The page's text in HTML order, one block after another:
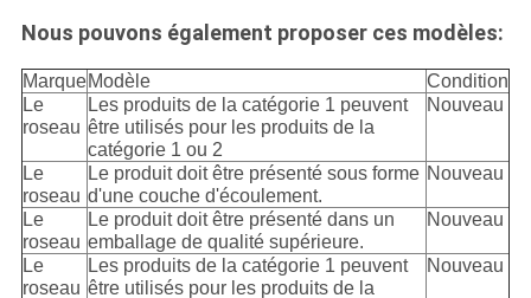
Nous pouvons également proposer ces modèles:
MarqueModèle
Condition
Le
roseau
Les produits de la catégorie 1 peuvent
être utilisés pour les produits de la
catégorie 1 ou 2
Nouveau
Le
roseau
Le produit doit être présenté sous forme
d'une couche d'écoulement.
Nouveau
Le
roseau
Le produit doit être présenté dans un
emballage de qualité supérieure.
Nouveau
Le
roseau
Les produits de la catégorie 1 peuvent
être utilisés pour les produits de la
Nouveau